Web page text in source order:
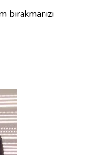
bırakmanızı